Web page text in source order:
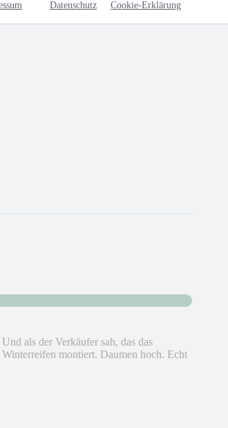
Datenschutz Cookie-Erklärung
als der Verkäufer sah, das das
montiert. Daumen hoch. Echt